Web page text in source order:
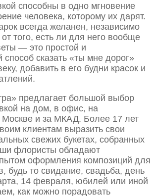
способны в одно мгновение
человека, которому их дарят.
всегда желанен, независимо
того, есть ли для него вообще
— это простой и
способ сказать «ты мне дорог»
добавить в его будни красок и
предлагает большой выбор
на дом, в офис, на
Москве и за МКАД. Более 17 лет
клиентам выразить свои
свежих букетах, собранных
флористы обладают
оформления композиций для
будь то свидание, свадьба, день
14 февраля, юбилей или иной
как можно порадовать